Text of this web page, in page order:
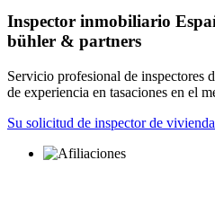
Inspector inmobiliario
bühler & partners
Servicio profesional de inspectores
de experiencia en tasaciones en el
Su solicitud de inspector de